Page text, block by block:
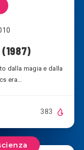
(1987)
dalla magia e dalla
era…
383